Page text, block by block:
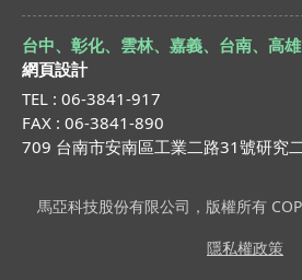
台中、彰化、雲林、嘉義、台南、高
網頁設計
TEL : 06-3841-917
FAX : 06-3841-890
709 台南市安南區工業二路31號研究
馬亞科技股份有限公司，版權所有
隱私權政策